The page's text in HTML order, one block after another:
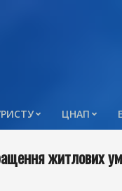
ЦНАП
житлових